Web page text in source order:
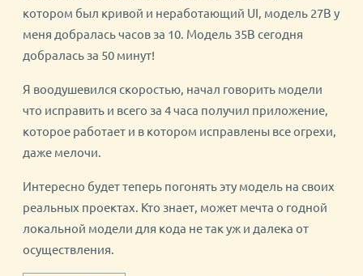
котором был кривой и неработающий UI, модель 27B у
меня добралась часов за 10. Модель 35B сегодня
добралась за 50 минут!
Я воодушевился скоростью, начал говорить модели
что исправить и всего за 4 часа получил приложение,
которое работает и в котором исправлены все огрехи,
даже мелочи.
Интересно будет теперь погонять эту модель на своих
реальных проектах. Кто знает, может мечта о годной
локальной модели для кода не так уж и далека от
осуществления.